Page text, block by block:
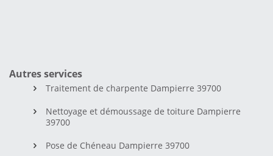
Autres services
Traitement de charpente Dampierre 39700
Nettoyage et démoussage de toiture Dampierre
39700
Pose de Chéneau Dampierre 39700